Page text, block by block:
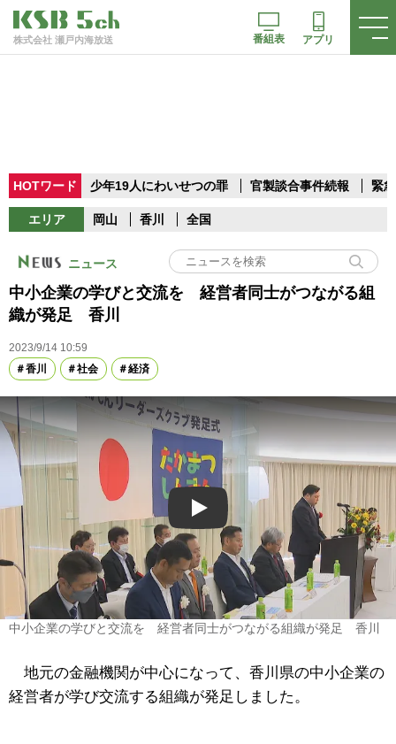
株式会社 瀬戸内海放送 番組表 アプリ
HOTワード 少年19人にわいせつの罪 官製談合事件続報 緊
エリア 岡山 香川 全国
ニュース
中小企業の学びと交流を 経営者同士がつながる組
織が発足 香川
2023/9/14 10:59
香川
社会 経済
Play
中小企業の学びと交流を 経営者同士がつながる組織が発足 香川
地元の金融機関が中心になって、香川県の中小企業の
経営者が学び交流する組織が発足しました。